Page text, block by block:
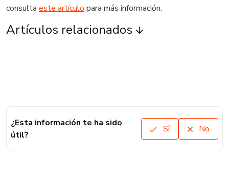
consulta este artículo para más información.
Artículos relacionados
¿Esta información te ha sido
útil?
Sí No